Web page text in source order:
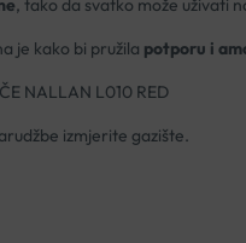
, tako da svatko može uživati
je kako bi pružila potporu i
NALLAN L010 RED
izmjerite gazište.